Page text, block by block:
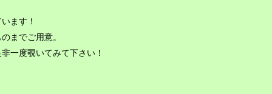
ます！
までご用意。
一度覗いてみて下さい！